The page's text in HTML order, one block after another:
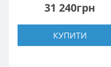
31 240грн
КУПИТИ